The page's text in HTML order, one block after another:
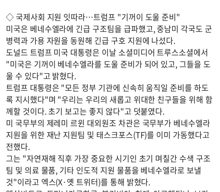
◇ 국제사회 지원 잇따라…트럼프 "기꺼이 도울 준비"
미국은 베네수엘라에 긴급 구조팀을 급파했고, 중남미 각국도 군
병력과 가용 자원을 동원해 긴급 구호 지원에 나섰다.
도널드 트럼프 미국 대통령은 이날 소셜미디어 트루스소셜에서
"미국은 기꺼이 베네수엘라를 도울 준비가 되어 있고, 그들을 도
울 수 있다"고 밝혔다.
트럼프 대통령은 "모든 정부 기관에 신속히 움직일 준비를 하도
록 지시했다"며 "우리는 우리의 새롭고 위대한 친구들을 위해 함
께할 것이다. 초기 보고는 좋지 않다"고 덧붙였다.
미 국무부의 제레미 르윈 대외원조 차관은 국무부가 베네수엘라
지원을 위한 재난 지원팀 및 태스크포스(TF)를 이미 가동했다고
전했다.
그는 "자연재해 직후 가장 중요한 시기인 초기 며칠간 수색 구조
팀 및 의료 물품, 기타 인도적 지원 물품을 베네수엘라로 보낼
것"이라고 엑스(X·옛 트위터)를 통해 밝혔다.